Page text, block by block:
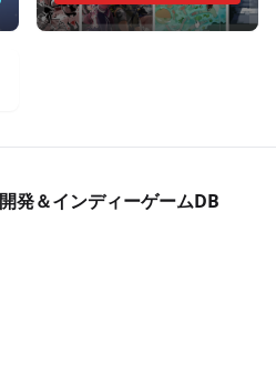
発＆インディーゲームDB